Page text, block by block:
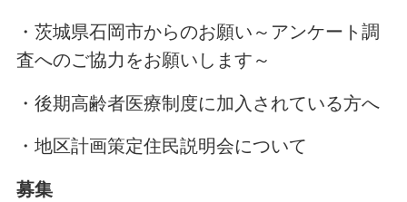
・茨城県石岡市からのお願い～アンケート調
査へのご協力をお願いします～
・後期高齢者医療制度に加入されている方へ
・地区計画策定住民説明会について
募集